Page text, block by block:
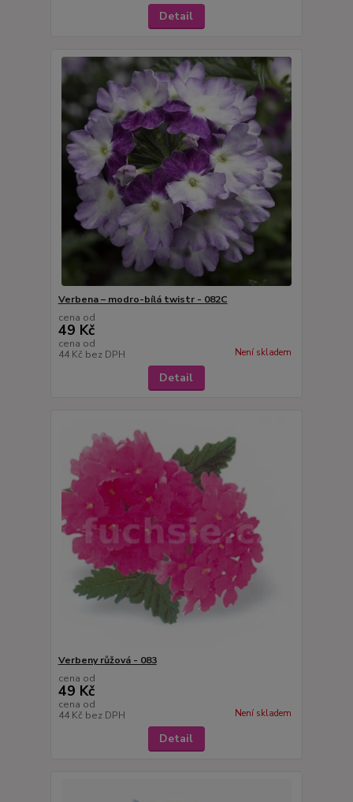
Detail
Verbena – modro-bílá twistr - 082C
cena od
49 Kč
cena od
44 Kč bez DPH Není skladem
Detail
Verbeny růžová - 083
cena od
49 Kč
cena od
44 Kč bez DPH Není skladem
Detail